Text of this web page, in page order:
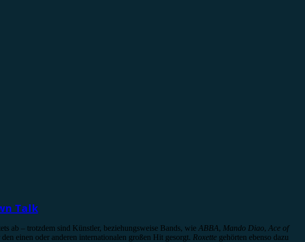
Talk
ab – trotzdem sind Künstler, beziehungsweise Bands, wie ABBA, Mando Diao, Ace of
einen oder anderen internationalen großen Hit gesorgt. Roxette gehörten ebenso dazu